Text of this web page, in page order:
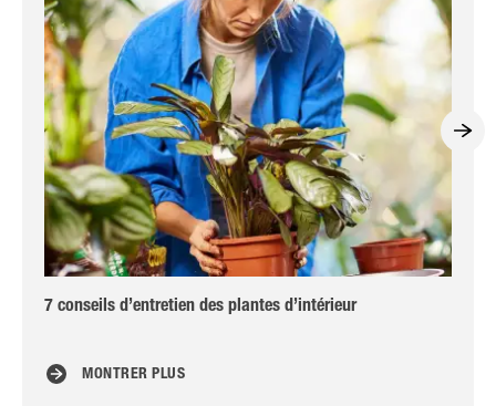
7 conseils d’entretien des plantes d’intérieur
MONTRER PLUS